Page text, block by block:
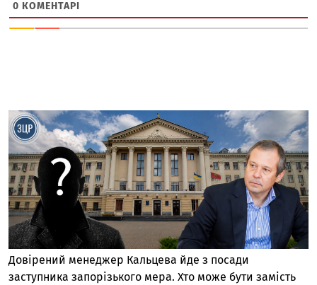
0 КОМЕНТАРІ
Довірений менеджер Кальцева йде з посади
заступника запорізького мера. Хто може бути замість